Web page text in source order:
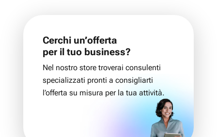
Cerchi un’offerta
per il tuo business?
Nel nostro store troverai consulenti
specializzati pronti a consigliarti
l’offerta su misura per la tua attività.